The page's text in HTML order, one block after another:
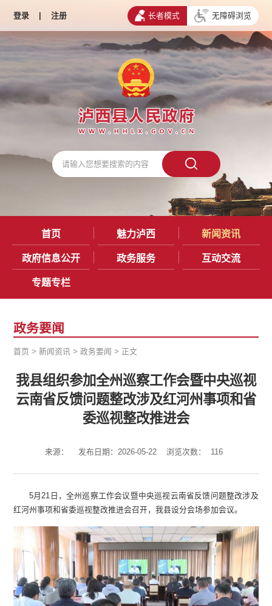
登录 | 注册 长者模式 无障碍浏览
首页 魅力泸西 新闻资讯
政府信息公开 政务服务 互动交流
专题专栏
政务要闻
首页 >新闻资讯 >政务要闻 > 正文
我县组织参加全州巡察工作会暨中央巡视
云南省反馈问题整改涉及红河州事项和省
委巡视整改推进会
来源： 发布日期：2026-05-22 浏览次数： 116
5月21日，全州巡察工作会议暨中央巡视云南省反馈问题整改涉及
红河州事项和省委巡视整改推进会召开，我县设分会场参加会议。